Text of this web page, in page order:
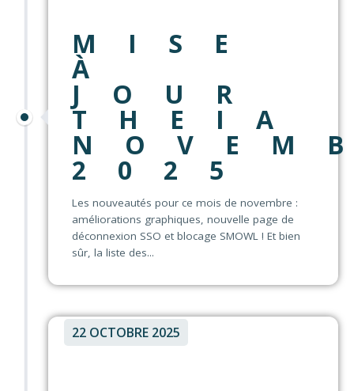
MISE
À
JOUR
THEIA
2025
Les nouveautés pour ce mois de novembre :
améliorations graphiques, nouvelle page de
déconnexion SSO et blocage SMOWL ! Et bien
sûr, la liste des...
22 OCTOBRE 2025